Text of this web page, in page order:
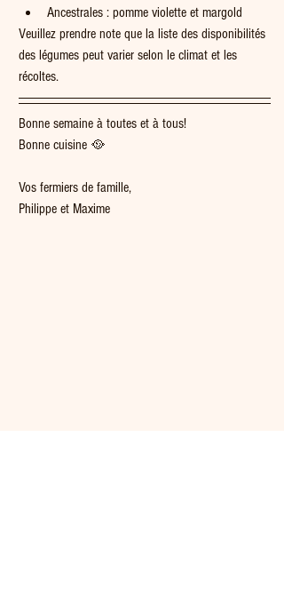
Ancestrales : pomme violette et margold
Veuillez prendre note que la liste des disponibilités
des légumes peut varier selon le climat et les
récoltes.
Bonne semaine à toutes et à tous!
Bonne cuisine 🥘
Vos fermiers de famille,
Philippe et Maxime